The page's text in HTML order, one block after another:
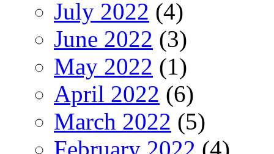
July 2022 (4)
June 2022 (3)
May 2022 (1)
April 2022 (6)
March 2022 (5)
February 2022 (4)